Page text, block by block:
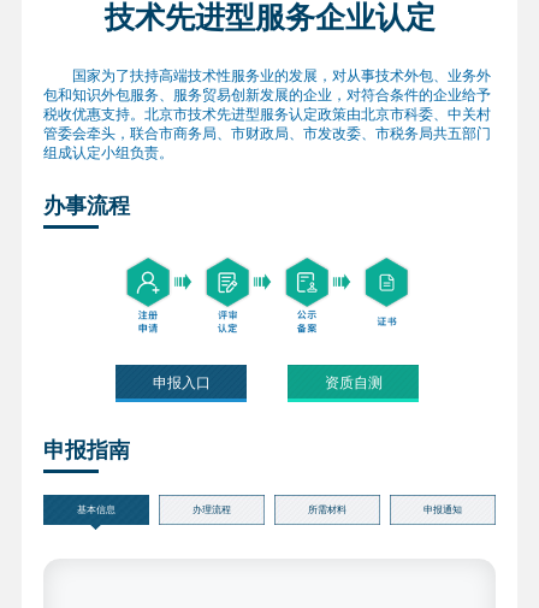
技术先进型服务企业认定
国家为了扶持高端技术性服务业的发展，对从事技术外包、业务外
包和知识外包服务、服务贸易创新发展的企业，对符合条件的企业给予
税收优惠支持。北京市技术先进型服务认定政策由北京市科委、中关村
管委会牵头，联合市商务局、市财政局、市发改委、市税务局共五部门
组成认定小组负责。
办事流程
申报入口 资质自测
申报指南
基本信息 办理流程 所需材料 申报通知